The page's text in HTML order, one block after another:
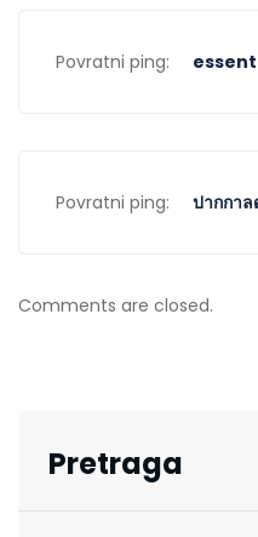
Povratni ping:
Povratni ping: ปากกา
Comments are closed.
Pretraga